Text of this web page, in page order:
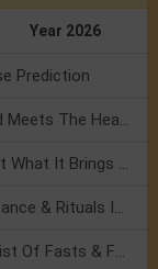
Year 2026
Prediction